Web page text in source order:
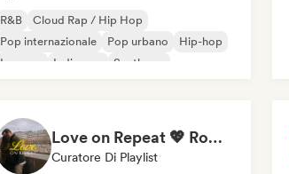
R&B
Cloud Rap / Hip Hop
Pop internazionale
Pop urbano
Hip-hop
Iperpop
Indie pop Synthpop
Love on Repeat 💖 Romantic Indie Pop, Neo Soul & Singer-Songwriter
Curatore Di Playlist